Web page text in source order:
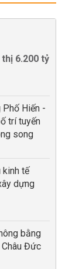
6.200 tỷ
Hiến -
trí tuyến
song
kinh tế
dựng
bằng
Châu Đức